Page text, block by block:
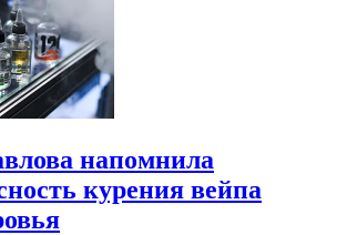
напомнила
курения вейпа